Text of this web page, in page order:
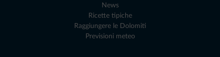
News
Ricette tipiche
Raggiungere le Dolomiti
Previsioni meteo